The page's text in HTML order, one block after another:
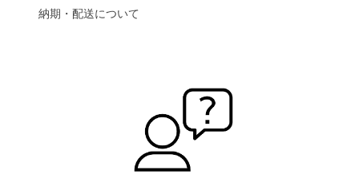
納期・配送について